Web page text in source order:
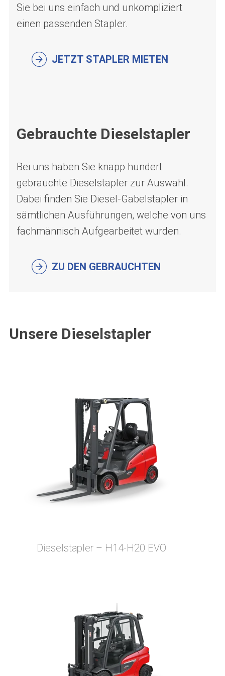
Sie bei uns einfach und unkompliziert
einen passenden Stapler.
JETZT STAPLER MIETEN
Gebrauchte Dieselstapler
Bei uns haben Sie knapp hundert
gebrauchte Dieselstapler zur Auswahl.
Dabei finden Sie Diesel-Gabelstapler in
sämtlichen Ausführungen, welche von uns
fachmännisch Aufgearbeitet wurden.
ZU DEN GEBRAUCHTEN
Unsere Dieselstapler
Dieselstapler – H14-H20 EVO